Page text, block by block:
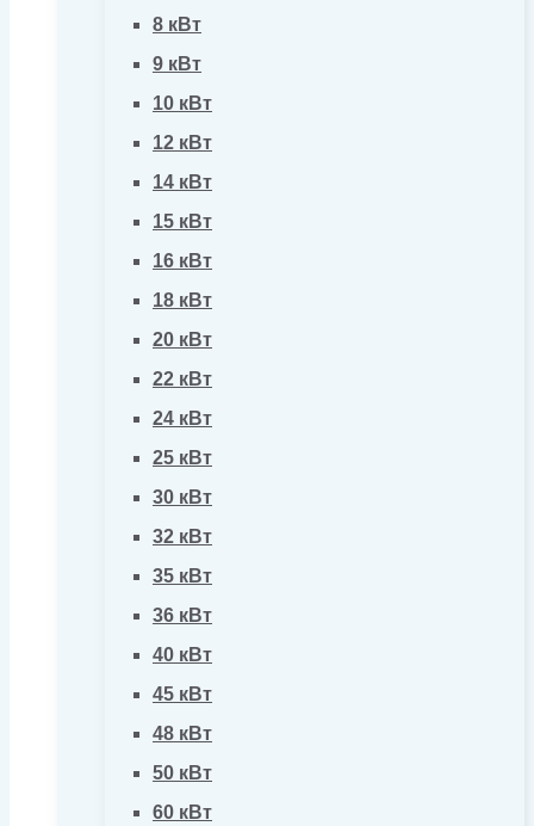
8 кВт
9 кВт
10 кВт
12 кВт
14 кВт
15 кВт
16 кВт
18 кВт
20 кВт
22 кВт
24 кВт
25 кВт
30 кВт
32 кВт
35 кВт
36 кВт
40 кВт
45 кВт
48 кВт
50 кВт
60 кВт